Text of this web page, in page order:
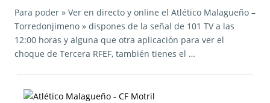
Para poder » Ver en directo y online el Atlético Malagueño –
Torredonjimeno » dispones de la señal de 101 TV a las
12:00 horas y alguna que otra aplicación para ver el
choque de Tercera RFEF, también tienes el …